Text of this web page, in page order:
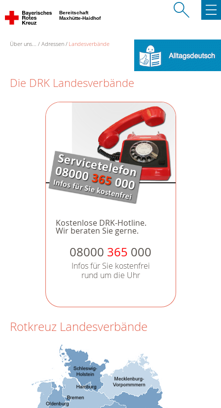
Bereitschaft
Maxhütte-Haidhof
Über uns... Adressen Landesverbände
Die DRK Landesverbände
Kostenlose DRK-Hotline.
Wir beraten Sie gerne.
08000 365 000
Infos für Sie kostenfrei
rund um die Uhr
Rotkreuz Landesverbände